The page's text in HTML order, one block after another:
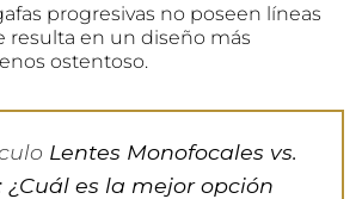
progresivas no poseen líneas
resulta en un diseño más
ostentoso.
Lentes Monofocales vs.
¿Cuál es la mejor opción